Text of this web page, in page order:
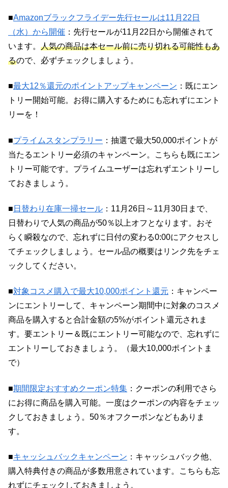
■Amazonブラックフライデー先行セールは11月22日
（水）から開催 ：先行セールが11月22日から開催されて
います。 人気の商品は本セール前に売り切れる可能性もあ
るので、必ずチェックしましょう。
■最大12％還元のポイントアップキャンペーン ：既にエン
トリー開始可能。お得に購入するためにも忘れずにエント
リーを！
■プライムスタンプラリー ：抽選で最大50,000ポイントが
当たるエントリー必須のキャンペーン。こちらも既にエン
トリー可能です。プライムユーザーは忘れずエントリーし
ておきましょう。
■ 日替わり在庫一掃セール ：11月26日～11月30日まで、
日替わりで人気の商品が50％以上オフとなります。おそ
らく瞬殺なので、忘れずに日付の変わる0:00にアクセスし
てチェックしましょう。セール品の概要はリンク先をチェ
ックしてください。
■対象コスメ購入で最大10,000ポイント還元 ：キャンペー
ンにエントリーして、キャンペーン期間中に対象のコスメ
商品を購入すると合計金額の5%がポイント還元されま
す。要エントリー＆既にエントリー可能なので、忘れずに
エントリーしておきましょう。（最大10,000ポイントま
で）
■期間限定おすすめクーポン特集 ：クーポンの利用でさら
にお得に商品を購入可能。一度はクーポンの内容をチェッ
クしておきましょう。50％オフクーポンなどもありま
す。
■キャッシュバックキャンペーン ：キャッシュバック他、
購入特典付きの商品が多数用意されています。こちらも忘
れずにチェックしておきましょう。